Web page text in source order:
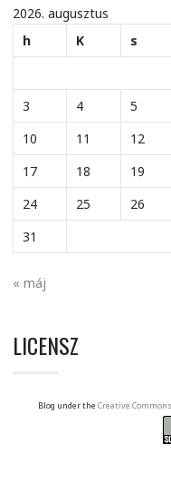
2026. augusztus
h
K s
3
4 5
10
11 12
17
18 19
24
25 26
31
« máj
LICENSZ
Blog under the Creative